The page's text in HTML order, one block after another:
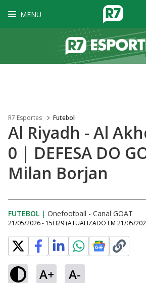
MENU
R7 Esportes Futebol
Al Riyadh - Al
0 | DEFESA DO
Milan Borjan
FUTEBOL | Onefootball - Canal GOAT
21/05/2026 - 15H29 (ATUALIZADO EM 21/05/
A+ A-